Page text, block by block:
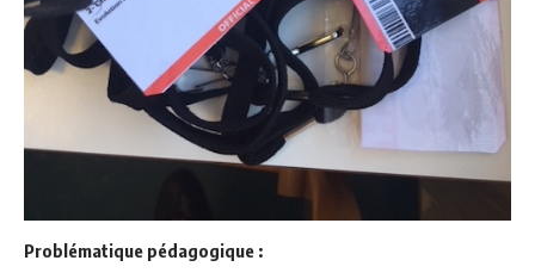
Problématique pédagogique :